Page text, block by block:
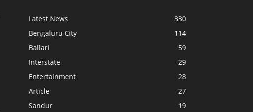
Latest News
330
Bengaluru City
114
Ballari
59
Interstate
29
Entertainment
28
Article
27
Sandur
19